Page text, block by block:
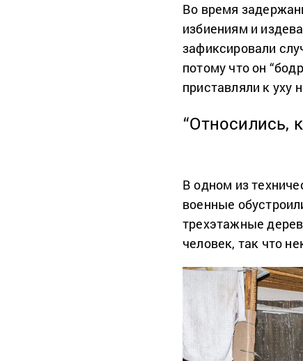
Во время
избиениям и
зафиксировали
потому что он
приставляли к уху
“Относились,
В одном из
военные
трехэтажные
человек, так что